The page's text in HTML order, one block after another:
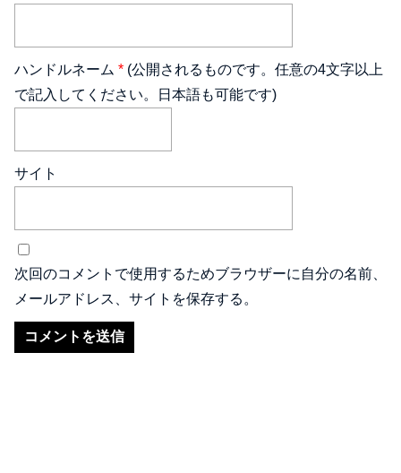
ハンドルネーム * (公開されるものです。任意の4文字以上
で記入してください。日本語も可能です)
サイト
次回のコメントで使用するためブラウザーに自分の名前、
メールアドレス、サイトを保存する。